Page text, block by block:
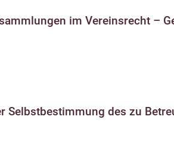
im Vereinsrecht –
Selbstbestimmung des zu